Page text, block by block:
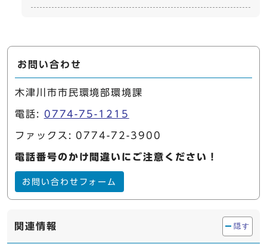
お問い合わせ
木津川市市民環境部環境課
電話: 0774-75-1215
ファックス: 0774-72-3900
電話番号のかけ間違いにご注意ください！
お問い合わせフォーム
関連情報 隠す